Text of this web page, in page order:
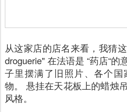
从这家店的店名来看，我猜
droguerie" 在法语是 “药店“
子里摆满了旧照片、各个
物。 悬挂在天花板上的蜡烛
风格。